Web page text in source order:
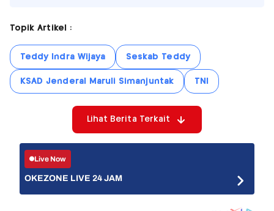
Topik Artikel :
Teddy Indra Wijaya Seskab Teddy
KSAD Jenderal Maruli Simanjuntak TNI
Lihat Berita Terkait
Live Now
OKEZONE LIVE 24 JAM